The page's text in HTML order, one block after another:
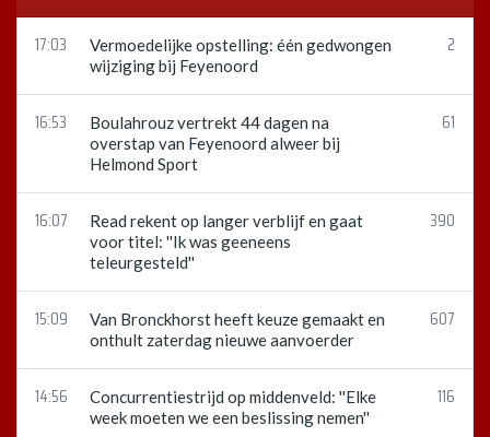
17:03
Vermoedelijke opstelling: één gedwongen
wijziging bij Feyenoord
2
16:53
Boulahrouz vertrekt 44 dagen na
overstap van Feyenoord alweer bij
Helmond Sport
61
16:07
Read rekent op langer verblijf en gaat
voor titel: ''Ik was geeneens
teleurgesteld''
390
15:09
Van Bronckhorst heeft keuze gemaakt en
onthult zaterdag nieuwe aanvoerder
607
14:56
Concurrentiestrijd op middenveld: ''Elke
week moeten we een beslissing nemen''
116